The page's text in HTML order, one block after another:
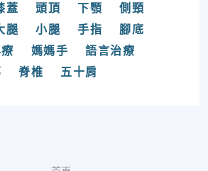
蓋 頭頂 下顎
側頸
腿 小腿 手指
腳底
媽媽手
語言治療
脊椎 五十肩